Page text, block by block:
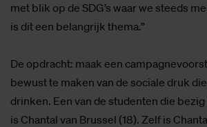
met blik op de SDG’s waar we steeds
is dit een belangrijk thema.”
De opdracht: maak een
bewust te maken van de sociale druk
drinken. Een van de studenten die
is Chantal van Brussel (18). Zelf is